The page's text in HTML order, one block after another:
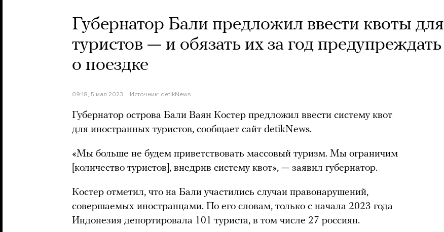
Губернатор Бали предложил ввести квоты для
туристов — и обязать их за год предупреждать
о поездке
09:18, 5 мая 2023 Источник: detikNews
Губернатор острова Бали Ваян Костер предложил ввести систему квот
для иностранных туристов, сообщает сайт detikNews.
«Мы больше не будем приветствовать массовый туризм. Мы ограничим
[количество туристов], внедрив систему квот», — заявил губернатор.
Костер отметил, что на Бали участились случаи правонарушений,
совершаемых иностранцами. По его словам, только с начала 2023 года
Индонезия депортировала 101 туриста, в том числе 27 россиян.